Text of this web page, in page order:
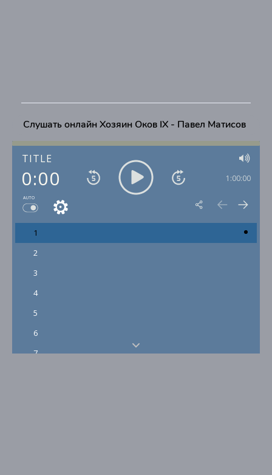
Слушать онлайн Хозяин Оков IX - Павел Матисов
TITLE
0:00 1:00:00
AUTO
1
2
3
4
5
6
7